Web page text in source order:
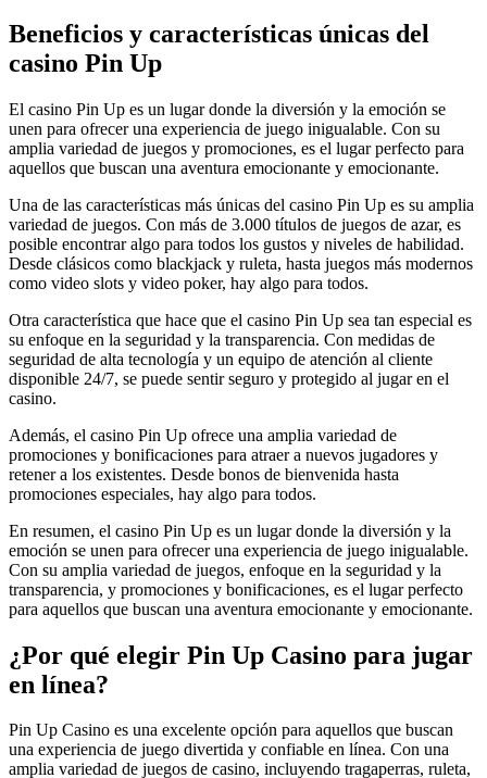
Beneficios y características únicas del
casino Pin Up
El casino Pin Up es un lugar donde la diversión y la emoción se
unen para ofrecer una experiencia de juego inigualable. Con su
amplia variedad de juegos y promociones, es el lugar perfecto para
aquellos que buscan una aventura emocionante y emocionante.
Una de las características más únicas del casino Pin Up es su amplia
variedad de juegos. Con más de 3.000 títulos de juegos de azar, es
posible encontrar algo para todos los gustos y niveles de habilidad.
Desde clásicos como blackjack y ruleta, hasta juegos más modernos
como video slots y video poker, hay algo para todos.
Otra característica que hace que el casino Pin Up sea tan especial es
su enfoque en la seguridad y la transparencia. Con medidas de
seguridad de alta tecnología y un equipo de atención al cliente
disponible 24/7, se puede sentir seguro y protegido al jugar en el
casino.
Además, el casino Pin Up ofrece una amplia variedad de
promociones y bonificaciones para atraer a nuevos jugadores y
retener a los existentes. Desde bonos de bienvenida hasta
promociones especiales, hay algo para todos.
En resumen, el casino Pin Up es un lugar donde la diversión y la
emoción se unen para ofrecer una experiencia de juego inigualable.
Con su amplia variedad de juegos, enfoque en la seguridad y la
transparencia, y promociones y bonificaciones, es el lugar perfecto
para aquellos que buscan una aventura emocionante y emocionante.
¿Por qué elegir Pin Up Casino para jugar
en línea?
Pin Up Casino es una excelente opción para aquellos que buscan
una experiencia de juego divertida y confiable en línea. Con una
amplia variedad de juegos de casino, incluyendo tragaperras, ruleta,